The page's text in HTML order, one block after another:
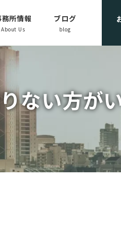
務所情報
About Us
ブログ
blog
ない方が